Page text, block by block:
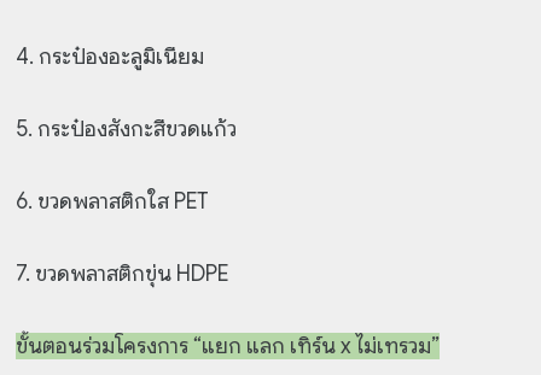
4. กระป๋องอะลูมิเนียม
5. กระป๋องสังกะสีขวดแก้ว
6. ขวดพลาสติกใส PET
7. ขวดพลาสติกขุ่น HDPE
ขั้นตอนร่วมโครงการ “แยก แลก เทิร์น x ไม่เทรวม”